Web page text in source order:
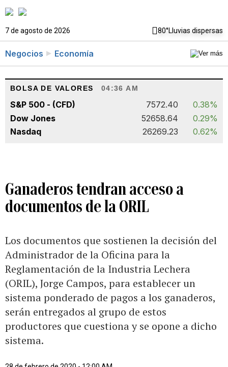
7 de agosto de 2026 80°Lluvias dispersas
Negocios Economía
BOLSA DE VALORES 04:36 AM
S&P 500 - (CFD) 7572.40
0.38%
Dow Jones
52658.64
0.29%
Nasdaq
26269.23 0.62%
Ganaderos tendran acceso a
documentos de la ORIL
Los documentos que sostienen la decisión del
Administrador de la Oficina para la
Reglamentación de la Industria Lechera
(ORIL), Jorge Campos, para establecer un
sistema ponderado de pagos a los ganaderos,
serán entregados al grupo de estos
productores que cuestiona y se opone a dicho
sistema.